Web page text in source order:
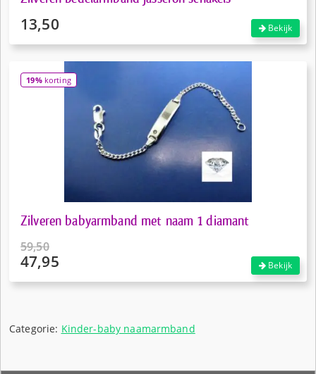
13,50 Bekijk
19%korting
Zilveren babyarmband met naam 1 diamant
59,50
Oorspronkelijke
47,95
€47,95.
Bekijk
Categorie: Kinder-baby naamarmband